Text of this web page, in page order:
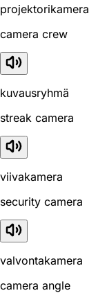
projektorikamera
camera crew
kuvausryhmä
streak camera
viivakamera
security camera
valvontakamera
camera angle